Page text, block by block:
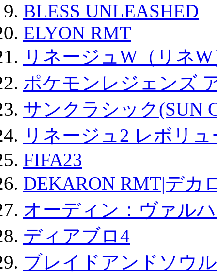
BLESS UNLEASHED
ELYON RMT
リネージュW（リネ
ポケモンレジェンズ
サンクラシック(SUN
リネージュ2 レボリ
FIFA23
DEKARON RMT|デカ
オーディン：ヴァル
ディアブロ4
ブレイドアンドソウ